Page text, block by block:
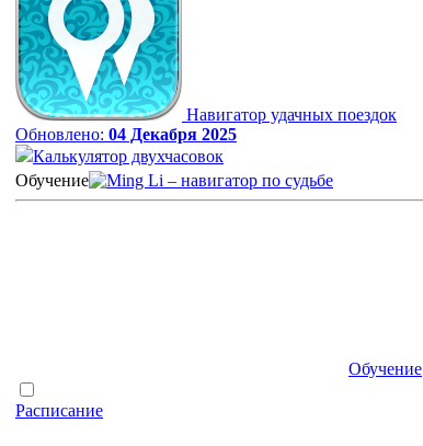
Навигатор удачных поездок
Обновлено: 04 Декабря 2025
Калькулятор двухчасовок
Обучение
Обучение
Расписание